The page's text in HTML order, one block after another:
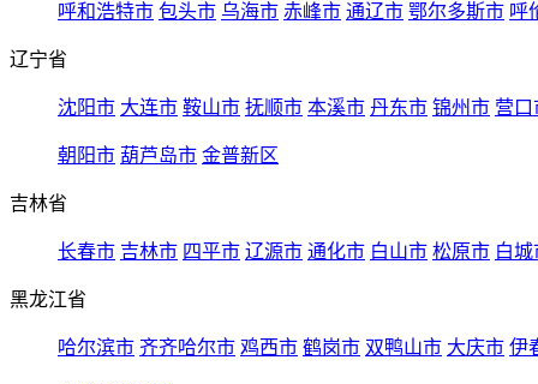
呼和浩特市 包头市 乌海市 赤峰市 通辽市 鄂尔多斯市 呼
辽宁省
沈阳市 大连市 鞍山市 抚顺市 本溪市 丹东市 锦州市 营口
朝阳市 葫芦岛市 金普新区
吉林省
长春市 吉林市 四平市 辽源市 通化市 白山市 松原市 白城
黑龙江省
哈尔滨市 齐齐哈尔市 鸡西市 鹤岗市 双鸭山市 大庆市 伊